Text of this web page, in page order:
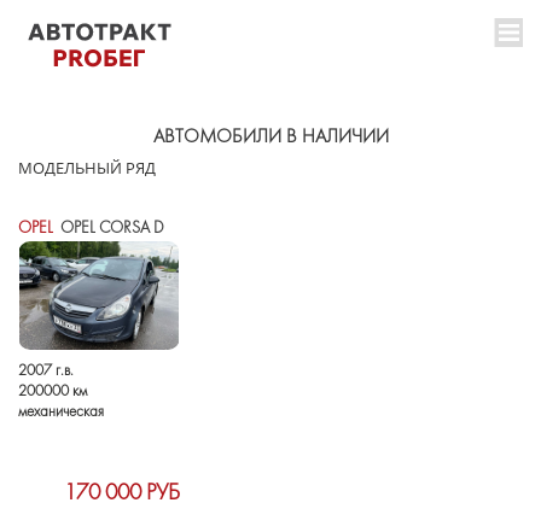
АВТОМОБИЛИ В НАЛИЧИИ
МОДЕЛЬНЫЙ РЯД
OPEL OPEL CORSA D
2007 г.в.
200000 км
механическая
170 000 РУБ